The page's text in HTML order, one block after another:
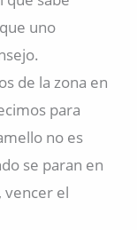
uno
de la zona en
para
no es
se paran en
vencer el